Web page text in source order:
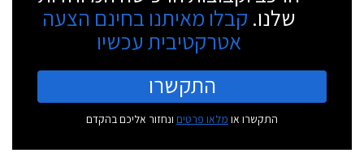
שלנו. קבלו מאיתנו בחינם הצעה
אטרקטיבית עכשיו
התקשרו
התקשרו או מלאו פרטים ונחזור אליכם בהקדם